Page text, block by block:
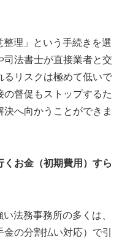
理」という手続きを選
法書士が直接業者と交
るリスクは極めて低いで
督促もストップするた
へ向かうことができま
お金（初期費用）すら
法務事務所の多くは、
の分割払い対応）で引